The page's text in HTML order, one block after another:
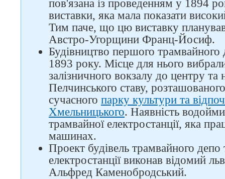
пов'язана із проведенням у 1894
виставки, яка мала показати
Тим паче, що цю виставку планував
Австро-Угорщини Франц-Йосиф.
Будівництво першого трамвайного
1893 року. Місце для нього
залізничного вокзалу до центру та
Пелчинського ставу,
сучасного парку культури та
Хмельницького. Наявність
трамвайної електростанції, яка
машинах.
Проект будівель трамвайного депо
електростанції виконав відомий
Альфред Каменобродський.
Слідкуйте за нами в
соцмережах